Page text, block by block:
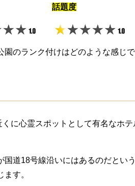
話題度
園のランク付けはどのような感じで
に心霊スポットとして有名なホテ
道18号線沿いにはあるのだという
す。